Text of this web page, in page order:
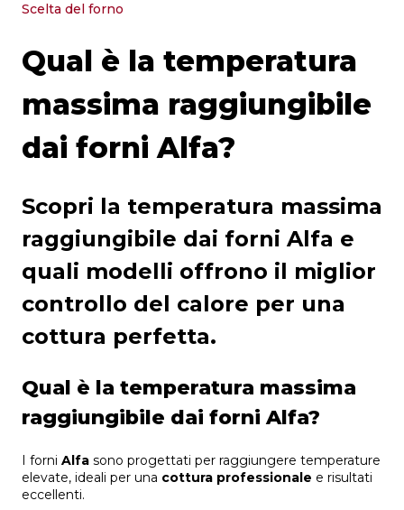
Scelta del forno
Qual è la temperatura
massima raggiungibile
dai forni Alfa?
Scopri la temperatura massima
raggiungibile dai forni Alfa e
quali modelli offrono il miglior
controllo del calore per una
cottura perfetta.
Qual è la temperatura massima
raggiungibile dai forni Alfa?
I forni Alfa sono progettati per raggiungere temperature
elevate, ideali per una cottura professionale e risultati
eccellenti.